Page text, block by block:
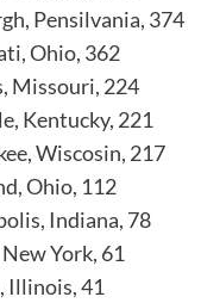
Pensilvania, 374
Ohio, 362
Missouri, 224
Kentucky, 221
Wiscosin, 217
Ohio, 112
Indiana, 78
York, 61
Illinois, 41